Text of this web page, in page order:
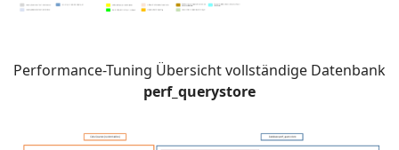
Performance-Tuning Übersicht vollständige Datenbank
perf_querystore